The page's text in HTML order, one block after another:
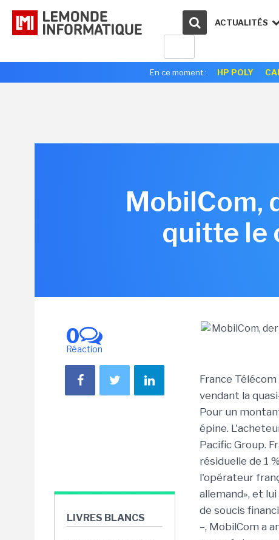
ACTUALITÉS
En ce moment : HP POLY
MobilCom,
quitte le
0
Réaction
LIVRES BLANCS
France
vendant la
Pour un
épine.
Pacific Group.
résiduelle de 1
l'opérateur
allemand», et
de soucis
–, MobilCom a